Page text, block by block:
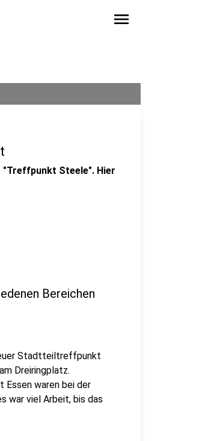
menu
Steele". Hier
Bereichen
Stadtteiltreffpunkt
Dreiringplatz.
waren bei der
war viel Arbeit, bis das